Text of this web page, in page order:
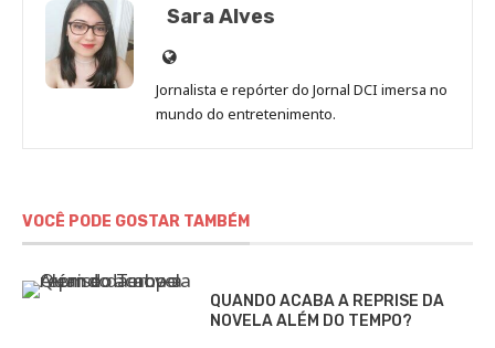
Sara Alves
Site
de
Sara
Jornalista e repórter do Jornal DCI imersa no
mundo do entretenimento.
VOCÊ PODE GOSTAR TAMBÉM
QUANDO ACABA A REPRISE DA
NOVELA ALÉM DO TEMPO?